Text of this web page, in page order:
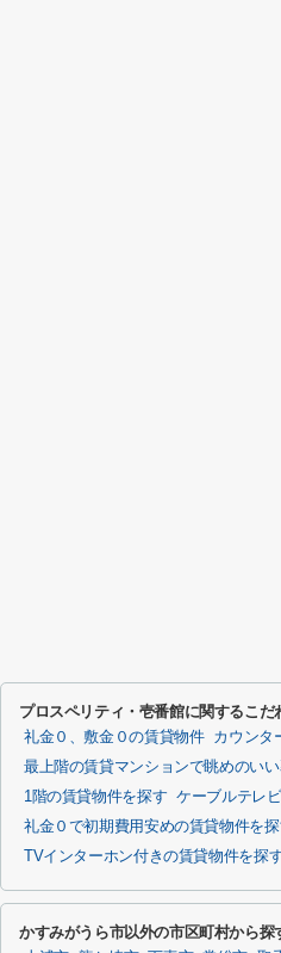
プロスペリティ・壱番館に関するこだ
礼金０、敷金０の賃貸物件 カウンタ
最上階の賃貸マンションで眺めのいい
1階の賃貸物件を探す ケーブルテレ
礼金０で初期費用安めの賃貸物件を
TVインターホン付きの賃貸物件を探
かすみがうら市以外の市区町村から探